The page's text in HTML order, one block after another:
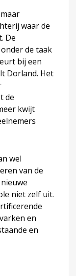
waar de
De
de taak
bij een
Dorland. Het
de
kwijt
wel
van de
niet zelf uit.
en
en